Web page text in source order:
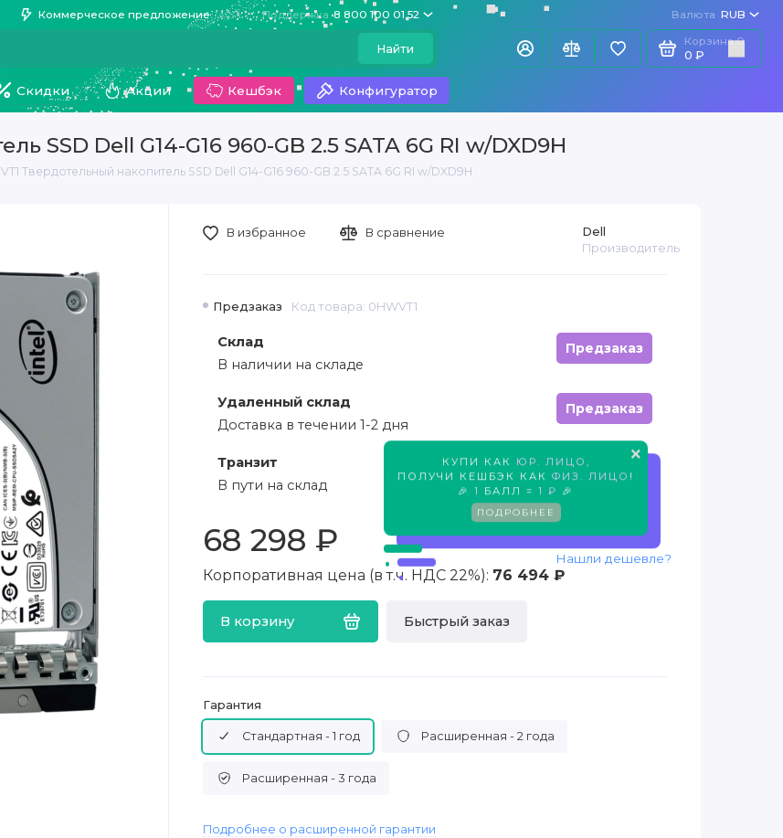
Коммерческое предложение Поддержка 8 800 100 01 52 Валюта RUB
Найти
Корзина 0
0 ₽
Скидки Акции Кешбэк Конфигуратор
SSD Dell G14-G16 960-GB 2.5 SATA 6G RI w/DXD9H
Твердотельный накопитель SSD Dell G14-G16 960-GB 2.5 SATA 6G RI w/DXD9H
×
КУПИ КАК ЮР. ЛИЦО
ПОЛУЧИ КЕШБЭК КАК ФИЗ. ЛИЦО !
🎉1БАЛЛ =1 ₽ 🎉
ПОДРОБНЕЕ
Предзаказ Код товара: 0HWVT1
Dell
Производитель
Склад
Предзаказ
В наличии на складе
Удаленный склад
Предзаказ
Доставка в течении 1-2 дня
Транзит
Предзаказ
В пути на склад
68 298 ₽
Корпоративная цена (в т.ч. НДС 22%): 76 494 ₽
В корзину Быстрый заказ
Нашли дешевле?
В избранное В сравнение
Гарантия
Стандартная - 1 год Расширенная - 2 года
Расширенная - 3 года
Подробнее о расширенной гарантии